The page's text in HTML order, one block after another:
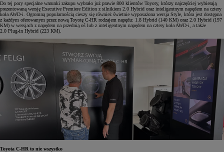
Do tej pory specjalne warunki zakupu wybrało już prawie 800 klientów Toyoty, którzy najczęściej wybierają
prezentowaną wersję Executive Premiere Edition z silnikiem 2.0 Hybrid oraz inteligentnym napędem na cztery
koła AWD-i. Ogromną popularnością cieszy się również świetnie wyposażona wersja Style, która jest dostępna
z każdym oferowanym przez nową Toyotę C-HR rodzajem napędu: 1.8 Hybrid (140 KM) oraz 2.0 Hybrid (197
KM) w wersjach z napędem na przednią oś lub z inteligentnym napędem na cztery koła AWD-i, a także
2.0 Plug-in Hybrid (223 KM).
Toyota C-HR to nie wszystko